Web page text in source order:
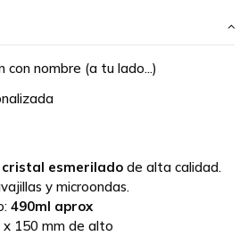
con nombre (a tu lado...)
cristal esmerilado de alta calidad.
y microondas.
490ml aprox
150 mm de alto